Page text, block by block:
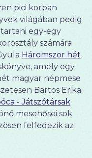
pici korban
világában pedig
egy-egy
számára
Háromszor hét
amely egy
magyar népmese
Bartos Erika
- Játszótársak
mesehősei sok
felfedezik az